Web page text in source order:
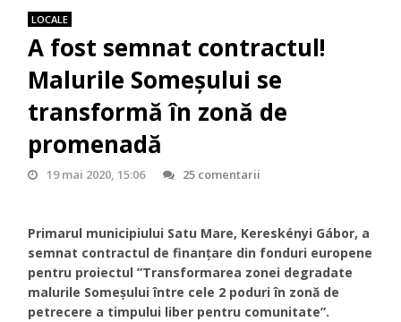
LOCALE
A fost semnat contractul!
Malurile Someșului se
transformă în zonă de
promenadă
19 mai 2020, 15:06 25 comentarii
Primarul municipiului Satu Mare, Kereskényi Gábor, a
semnat contractul de finanțare din fonduri europene
pentru proiectul ”Transformarea zonei degradate
malurile Someşului între cele 2 poduri în zonă de
petrecere a timpului liber pentru comunitate”.